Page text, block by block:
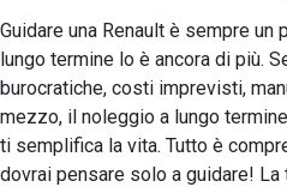
Guidare una Renault è sempre un
lungo termine lo è ancora di più.
burocratiche, costi imprevisti,
mezzo, il noleggio a lungo
ti semplifica la vita. Tutto è
dovrai pensare solo a guidare!
FINANZIAMENTO
VALUTA E VENDI